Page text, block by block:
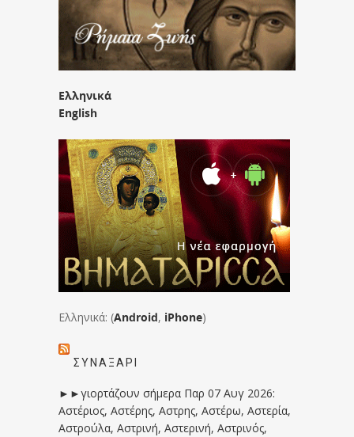
Ελληνικά
English
Ελληνικά: (Android, iPhone)
ΣΥΝΑΞΆΡΙ
►►γιορτάζουν σήμερα Παρ 07 Αυγ 2026:
Αστέριος, Αστέρης, Αστρης, Αστέρω, Αστερία,
Αστρούλα, Αστρινή, Αστερινή, Αστρινός,